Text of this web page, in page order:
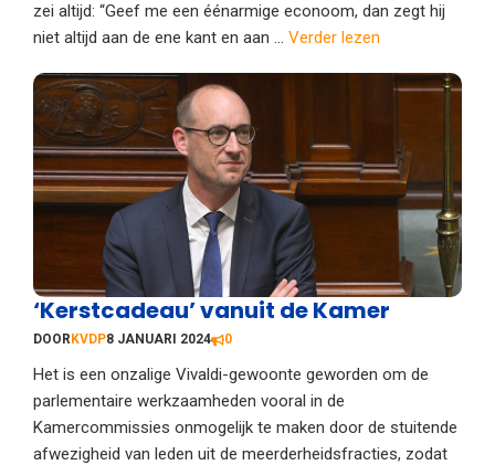
zei altijd: “Geef me een éénarmige econoom, dan zegt hij
niet altijd aan de ene kant en aan ... Verder lezen
‘Kerstcadeau’ vanuit de Kamer
DOOR KVDP8 JANUARI 2024 0
Het is een onzalige Vivaldi-gewoonte geworden om de
parlementaire werkzaamheden vooral in de
Kamercommissies onmogelijk te maken door de stuitende
afwezigheid van leden uit de meerderheidsfracties, zodat